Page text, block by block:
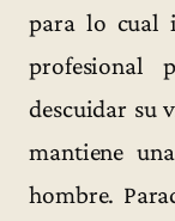
para lo cual
profesional
descuidar su
mantiene
hombre.